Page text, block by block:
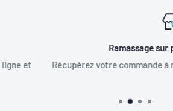
Ramassage sur place
Récupérez votre commande à notre